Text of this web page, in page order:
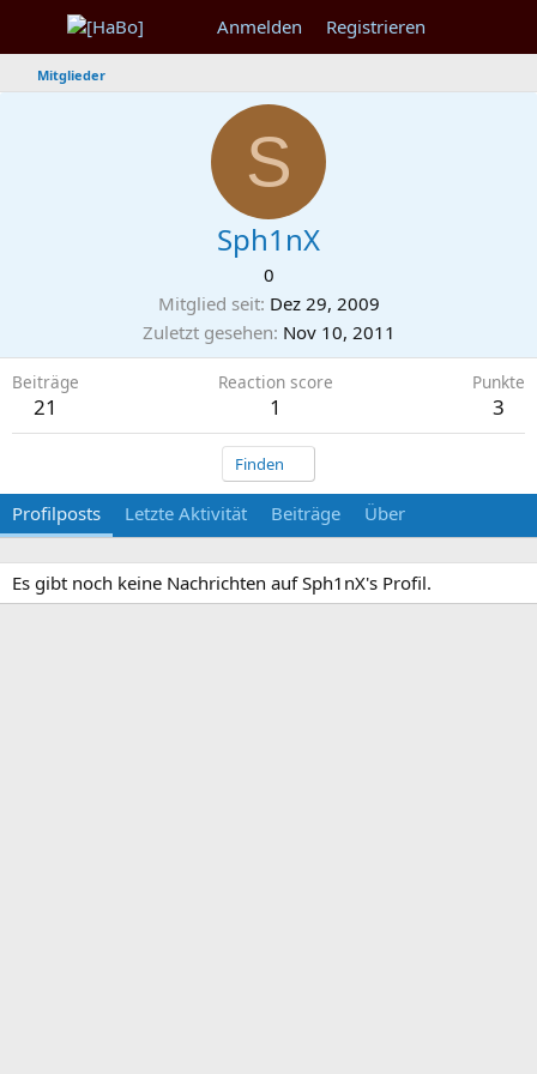
Anmelden Registrieren
Mitglieder
S
Sph1nX
0
Mitglied seit Dez 29, 2009
Zuletzt gesehen Nov 10, 2011
Beiträge
21
Reaction score
1
Punkte
3
Finden
Profilposts Letzte Aktivität Beiträge Über
Es gibt noch keine Nachrichten auf Sph1nX's Profil.